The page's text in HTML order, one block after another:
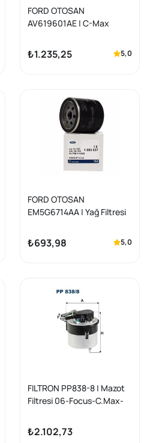
FORD OTOSAN
AV619601AE | C-Max
Focus Connect Kuga
₺1.235,25 5,0
FORD OTOSAN
EM5G6714AA | Yağ Filtresi
Orijinal
₺693,98 5,0
FILTRON PP838-8 | Mazot
Filtresi 06-Focus-C.Max-
(Demir)
₺2.102,73